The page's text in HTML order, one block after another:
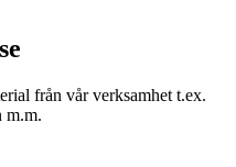
från vår verksamhet t.ex.
m.m.